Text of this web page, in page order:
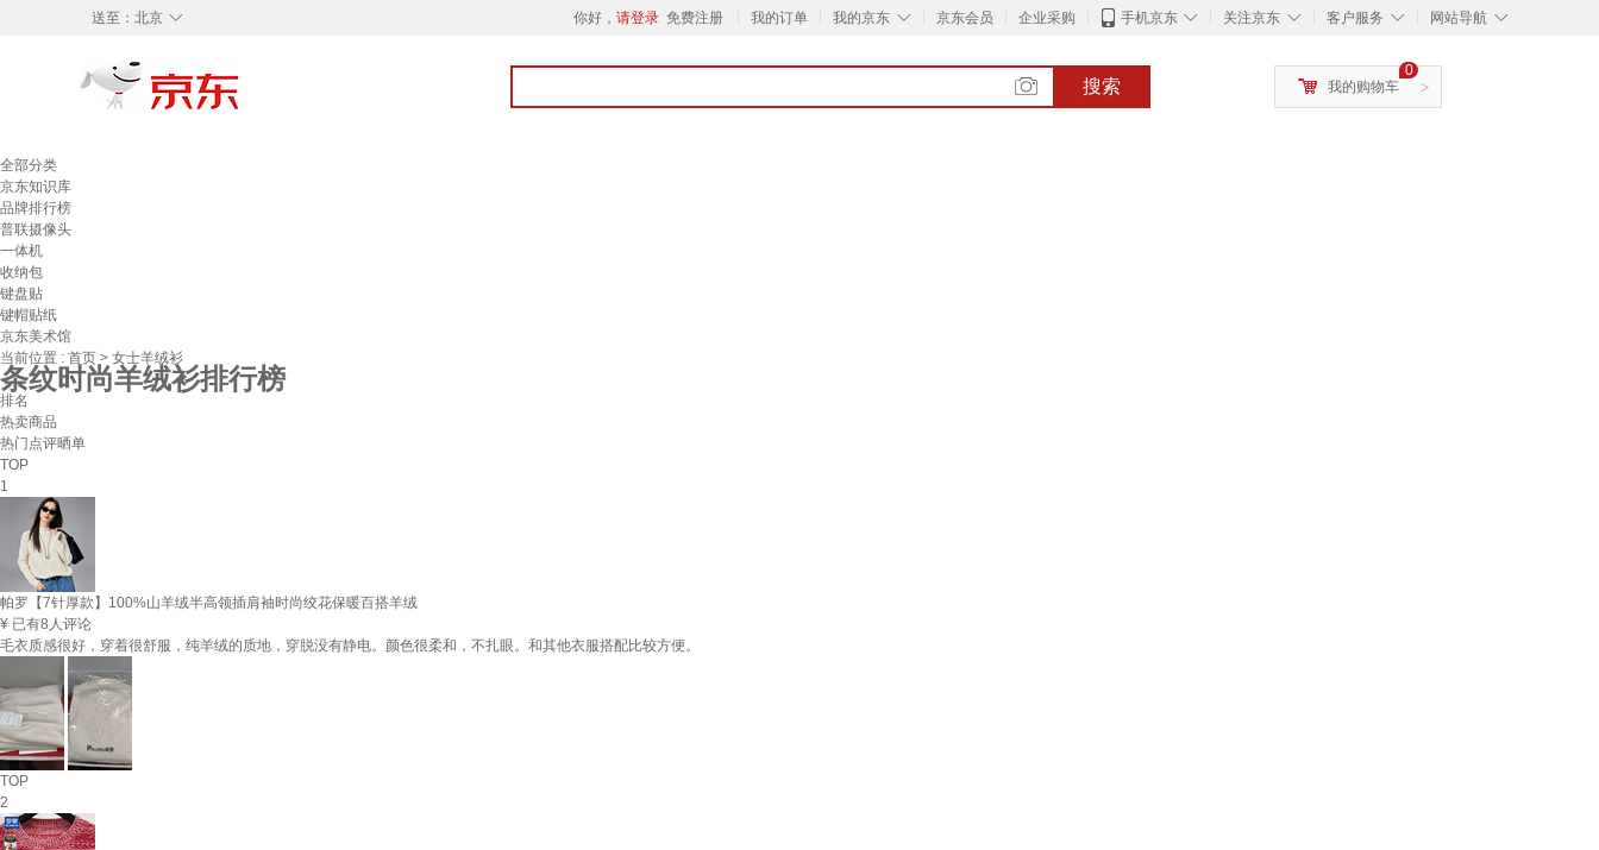
◇
送至： 北京 你好， 请登录 免费注册 我的订单 ◇
我的京东 京东会员 企业采购 ◇
手机京东 ◇
关注京东 ◇
客户服务 ◇
网站导航
搜索 >
0
我的购物车
全部分类
京东知识库
品牌排行榜
普联摄像头
一体机
收纳包
键盘贴
键帽贴纸
京东美术馆
当前位置 : 首页 > 女士羊绒衫
条纹时尚羊绒衫排行榜
排名
热卖商品
热门点评晒单
TOP
1
帕罗【7针厚款】100%山羊绒半高领插肩袖时尚绞花保暖百搭羊绒
¥ 已有8人评论
毛衣质感很好，穿着很舒服，纯羊绒的质地，穿脱没有静电。颜色很柔和，不扎眼。和其他衣服搭配比较方便。
TOP
2